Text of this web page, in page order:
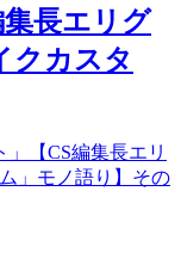
長エリグ
クカスタ